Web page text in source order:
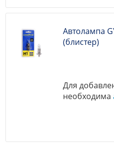
Автолампа
(блистер)
Для
необходима